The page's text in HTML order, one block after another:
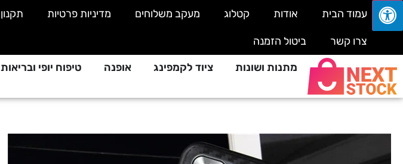
עמוד הבית אודות קטלוג מעקב משלוחים מדיניות פרטיות תקנון
צרו קשר
ביטול הזמנה
מתנות ושונות
ציוד לקמפינג אופנה טיפוח יופי ובריאות